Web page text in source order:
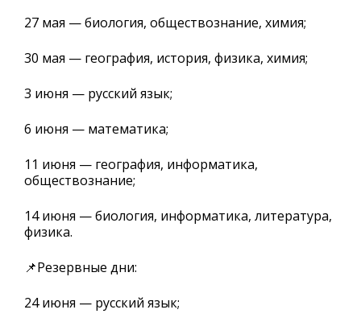
27 мая — биология, обществознание, химия;
30 мая — география, история, физика, химия;
3 июня — русский язык;
6 июня — математика;
11 июня — география, информатика,
обществознание;
14 июня — биология, информатика, литература,
физика.
📌Резервные дни:
24 июня — русский язык;